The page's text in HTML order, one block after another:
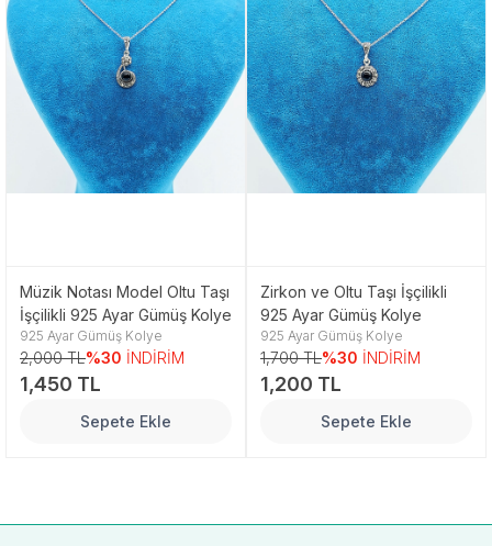
Müzik Notası Model Oltu Taşı
İşçilikli 925 Ayar Gümüş Kolye
925 Ayar Gümüş Kolye
2,000 TL%30 İNDİRİM
1,450 TL
Sepete Ekle
Zirkon ve Oltu Taşı İşçilikli
925 Ayar Gümüş Kolye
925 Ayar Gümüş Kolye
1,700 TL%30 İNDİRİM
1,200 TL
Sepete Ekle